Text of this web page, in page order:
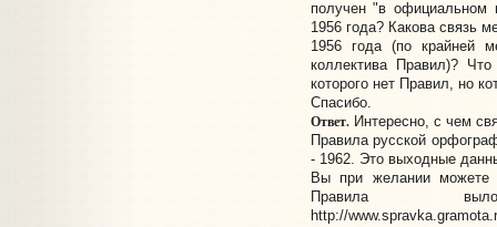
получен "в официальном
1956 года? Какова связь
1956 года (по крайней
коллектива Правил)?
которого нет Правил, но
Спасибо.
Ответ.Интересно, с чем
Правила русской
- 1962. Это выходные
Вы при желании можете
Правила
http://